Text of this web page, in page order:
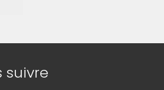
suivre